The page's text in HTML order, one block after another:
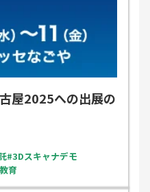
屋2025への出展の
3Dスキャナデモ
育